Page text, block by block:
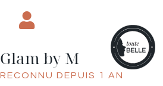
Glam by M
RECONNU DEPUIS 1 AN